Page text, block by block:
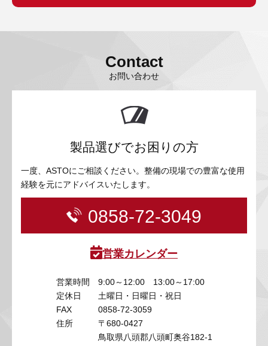
Contact
お問い合わせ
製品選びでお困りの方
一度、ASTOにご相談ください。整備の現場での豊富な使用
経験を元にアドバイスいたします。
0858-72-3049
営業カレンダー
営業時間
9:00～12:00 13:00～17:00
定休日
土曜日・日曜日・祝日
FAX
0858-72-3059
住所
〒680-0427
鳥取県八頭郡八頭町奥谷182-1